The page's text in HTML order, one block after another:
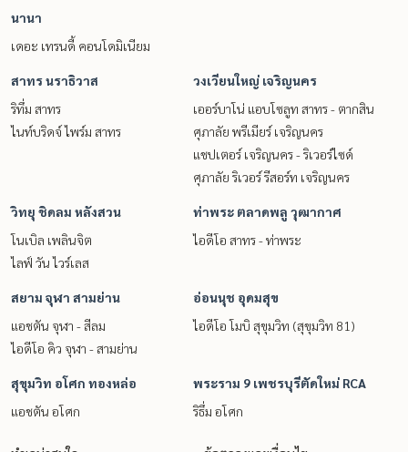
นานา
เดอะ เทรนดี้ คอนโดมิเนียม
สาทร นราธิวาส
ริทึ่ม สาทร
ไนท์บริดจ์ ไพร์ม สาทร
วงเวียนใหญ่ เจริญนคร
เออร์บาโน่ แอบโซลูท สาทร - ตากสิน
ศุภาลัย พรีเมียร์ เจริญนคร
แชปเตอร์ เจริญนคร - ริเวอร์ไซด์
ศุภาลัย ริเวอร์ รีสอร์ท เจริญนคร
วิทยุ ชิดลม หลังสวน
โนเบิล เพลินจิต
ไลฟ์ วัน ไวร์เลส
ท่าพระ ตลาดพลู วุฒากาศ
ไอดีโอ สาทร - ท่าพระ
สยาม จุฬา สามย่าน
แอชตัน จุฬา - สีลม
ไอดีโอ คิว จุฬา - สามย่าน
อ่อนนุช อุดมสุข
ไอดีโอ โมบิ สุขุมวิท (สุขุมวิท 81)
สุขุมวิท อโศก ทองหล่อ
แอชตัน อโศก
พระราม 9 เพชรบุรีตัดใหม่ RCA
ริธึ่ม อโศก